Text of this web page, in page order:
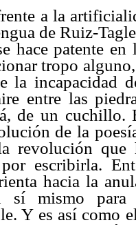
a la
de Ruiz-
hace patente
tropo
la incapacidad
entre las
de un cuchillo.
de la
revolución
escribirla.
hacia la
sí mismo
Y es así como